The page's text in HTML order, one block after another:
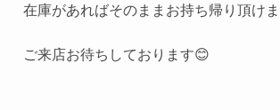
在庫があればそのままお持ち帰り頂け
ご来店お待ちしております😊